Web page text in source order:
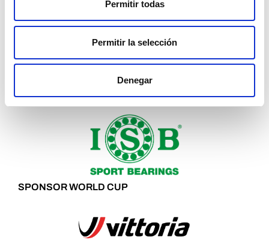
Permitir todas
Permitir la selección
Denegar
SPONSORS MARATHON BTT
SPONSOR WORLD CUP